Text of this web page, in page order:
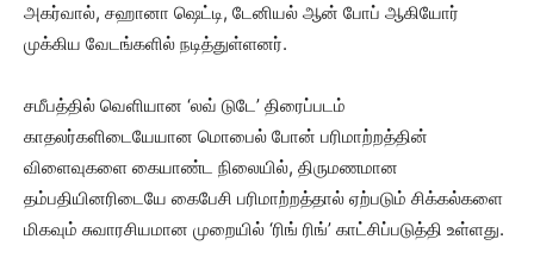
அகர்வால், சஹானா ஷெட்டி, டேனியல் ஆன் போப் ஆகியோர்
முக்கிய வேடங்களில் நடித்துள்ளனர்.
சமீபத்தில் வெளியான ‘லவ் டுடே’ திரைப்படம்
காதலர்களிடையேயான மொபைல் போன் பரிமாற்றத்தின்
விளைவுகளை கையாண்ட நிலையில், திருமணமான
தம்பதியினரிடையே கைபேசி பரிமாற்றத்தால் ஏற்படும் சிக்கல்களை
மிகவும் சுவாரசியமான முறையில் ‘ரிங் ரிங்’ காட்சிப்படுத்தி உள்ளது.